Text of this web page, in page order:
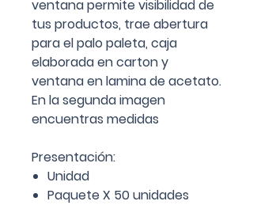
ventana permite visibilidad de
tus productos, trae abertura
para el palo paleta, caja
elaborada en carton y
ventana en lamina de acetato.
En la segunda imagen
encuentras medidas
Presentación:
Unidad
Paquete X 50 unidades